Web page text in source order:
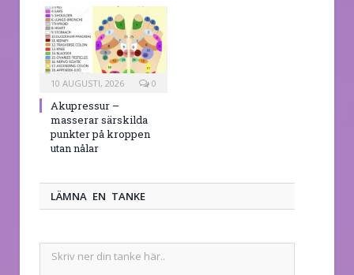
10 AUGUSTI, 2026 0
Akupressur –
masserar särskilda
punkter på kroppen
utan nålar
LÄMNA EN TANKE